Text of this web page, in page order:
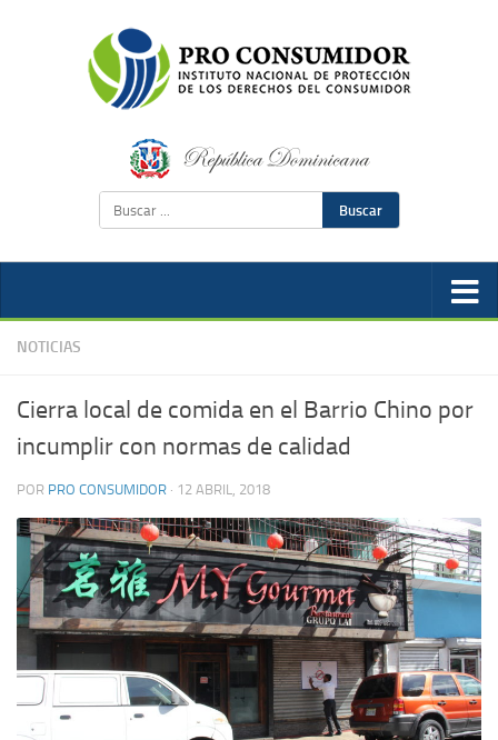
Buscar
NOTICIAS
Cierra local de comida en el Barrio Chino por
incumplir con normas de calidad
POR PRO CONSUMIDOR · 12 ABRIL, 2018